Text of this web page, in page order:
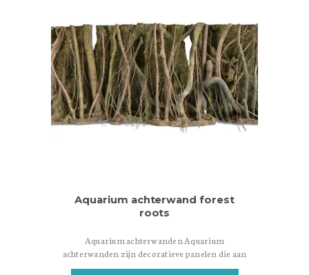
installatiemethoden. Hier zijn enkele
veelvoorkomende…
Aquarium achterwand forest
roots
Aquarium achterwanden Aquarium
achterwanden zijn decoratieve panelen die aan
de achterkant van een aquarium worden